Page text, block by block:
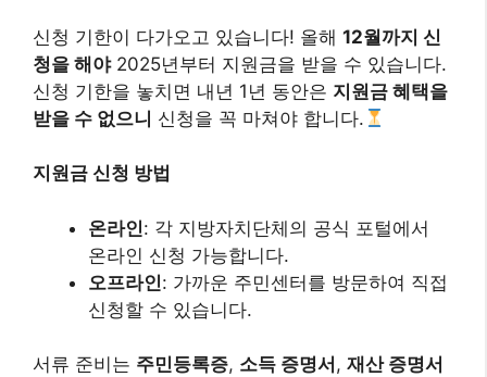
신청 기한이 다가오고 있습니다! 올해 12월까지 신
청을 해야2025년부터 지원금을 받을 수 있습니다.
신청 기한을 놓치면 내년 1년 동안은 지원금 혜택을
받을 수 없으니 신청을 꼭 마쳐야 합니다.
지원금 신청 방법
온라인: 각 지방자치단체의 공식 포털에서
온라인 신청 가능합니다.
오프라인: 가까운 주민센터를 방문하여 직접
신청할 수 있습니다.
서류 준비는 주민등록증, 소득 증명서 , 재산 증명서